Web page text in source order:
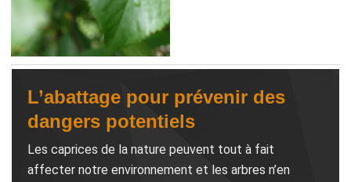
L’abattage pour prévenir des
dangers potentiels
Les caprices de la nature peuvent tout à fait
affecter notre environnement et les arbres n’en